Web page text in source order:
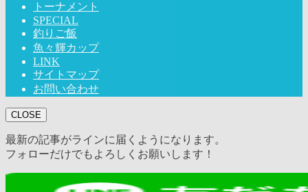
トーナメント
SPECIAL
釣りご飯
魚々輝カップ
LINK
サイトマップ
お問い合わせ
CLOSE
最新の記事がラインに届くようになります。
フォローだけでもよろしくお願いします！